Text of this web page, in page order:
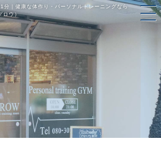
分｜健康な体作り・パーソナルトレーニングなら
ロウ）